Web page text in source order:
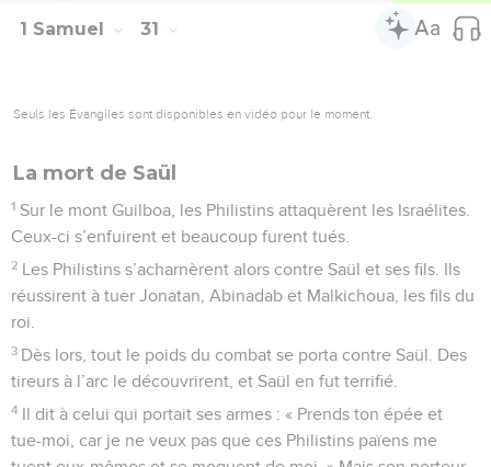
1 Samuel 31
Seuls les Évangiles sont disponibles en vidéo pour le moment.
La mort de Saül
1 Sur le mont Guilboa, les Philistins attaquèrent les Israélites.
Ceux-ci s’enfuirent et beaucoup furent tués.
2 Les Philistins s’acharnèrent alors contre Saül et ses fils. Ils
réussirent à tuer Jonatan, Abinadab et Malkichoua, les fils du
roi.
3 Dès lors, tout le poids du combat se porta contre Saül. Des
tireurs à l’arc le découvrirent, et Saül en fut terrifié.
4 Il dit à celui qui portait ses armes : « Prends ton épée et
tue-moi, car je ne veux pas que ces Philistins païens me